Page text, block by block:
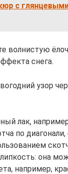
с
волнистую
снега.
узор
лак,
по
она
например,